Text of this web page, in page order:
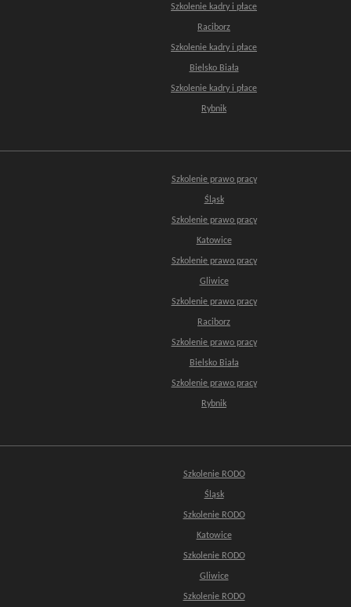
Szkolenie kadry i płace
Raciborz
Szkolenie kadry i płace
Bielsko Biała
Szkolenie kadry i płace
Rybnik
Szkolenie prawo pracy
Śląsk
Szkolenie prawo pracy
Katowice
Szkolenie prawo pracy
Gliwice
Szkolenie prawo pracy
Raciborz
Szkolenie prawo pracy
Bielsko Biała
Szkolenie prawo pracy
Rybnik
Szkolenie RODO
Śląsk
Szkolenie RODO
Katowice
Szkolenie RODO
Gliwice
Szkolenie RODO